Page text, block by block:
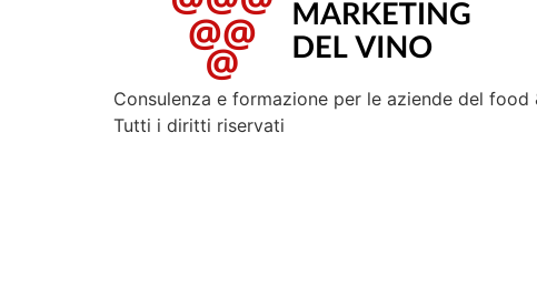
Consulenza e formazione per le aziende del food
Tutti i diritti riservati